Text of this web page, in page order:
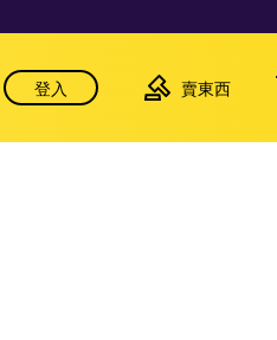
登入 賣東西